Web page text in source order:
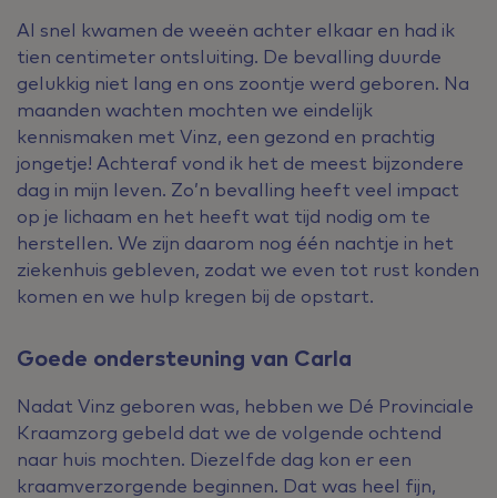
Al snel kwamen de weeën achter elkaar en had ik
tien centimeter ontsluiting. De bevalling duurde
gelukkig niet lang en ons zoontje werd geboren. Na
maanden wachten mochten we eindelijk
kennismaken met Vinz, een gezond en prachtig
jongetje! Achteraf vond ik het de meest bijzondere
dag in mijn leven. Zo’n bevalling heeft veel impact
op je lichaam en het heeft wat tijd nodig om te
herstellen. We zijn daarom nog één nachtje in het
ziekenhuis gebleven, zodat we even tot rust konden
komen en we hulp kregen bij de opstart.
Goede ondersteuning van Carla
Nadat Vinz geboren was, hebben we Dé Provinciale
Kraamzorg gebeld dat we de volgende ochtend
naar huis mochten. Diezelfde dag kon er een
kraamverzorgende beginnen. Dat was heel fijn,